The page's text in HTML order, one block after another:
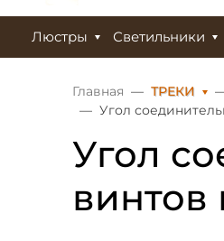
Люстры Светильники
Главная ТРЕКИ
Угол
Угол
винтов